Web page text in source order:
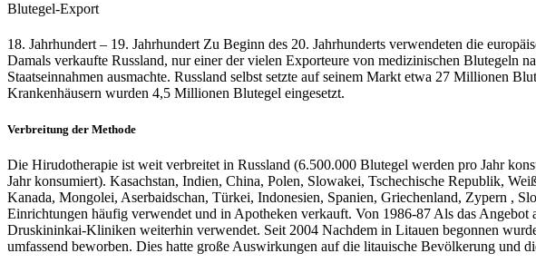
Blutegel-Export
18. Jahrhundert – 19. Jahrhundert Zu Beginn des 20. Jahrhunderts verwendeten die
Damals verkaufte Russland, nur einer der vielen Exporteure von medizinischen Blutegeln
Staatseinnahmen ausmachte. Russland selbst setzte auf seinem Markt etwa 27
Krankenhäusern wurden 4,5 Millionen Blutegel eingesetzt.
Verbreitung der Methode
Die Hirudotherapie ist weit verbreitet in Russland (6.500.000 Blutegel werden pro Jahr
Jahr konsumiert). Kasachstan, Indien, China, Polen, Slowakei, Tschechische Republik,
Kanada, Mongolei, Aserbaidschan, Türkei, Indonesien, Spanien, Griechenland, Zypern ,
Einrichtungen häufig verwendet und in Apotheken verkauft. Von 1986-87 Als das
Druskininkai-Kliniken weiterhin verwendet. Seit 2004 Nachdem in Litauen begonnen
umfassend beworben. Dies hatte große Auswirkungen auf die litauische Bevölkerung und